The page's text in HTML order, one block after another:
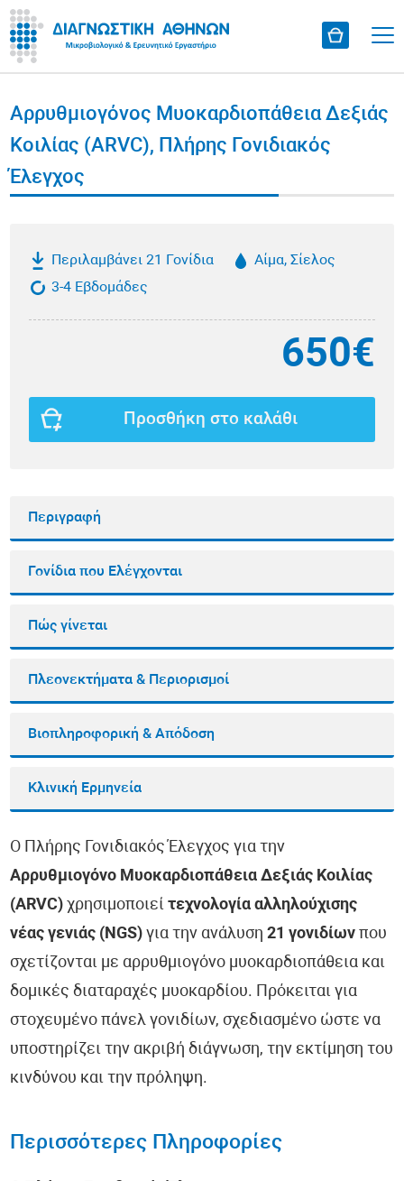
Αρρυθμιογόνος Μυοκαρδιοπάθεια Δεξιάς
Κοιλίας (ARVC), Πλήρης Γονιδιακός
Έλεγχος
Περιλαμβάνει 21 Γονίδια
Αίμα, Σίελος
3-4 Εβδομάδες
650€
Προσθήκη στο καλάθι
Περιγραφή
Γονίδια που Ελέγχονται
Πώς γίνεται
Πλεονεκτήματα & Περιορισμοί
Βιοπληροφορική & Απόδοση
Κλινική Ερμηνεία
Ο Πλήρης Γονιδιακός Έλεγχος για την
Αρρυθμιογόνο Μυοκαρδιοπάθεια Δεξιάς Κοιλίας
(ARVC) χρησιμοποιείτεχνολογία αλληλούχισης
νέας γενιάς (NGS) για την ανάλυση21 γονιδίων που
σχετίζονται με αρρυθμιογόνο μυοκαρδιοπάθεια και
δομικές διαταραχές μυοκαρδίου. Πρόκειται για
στοχευμένο πάνελ γονιδίων, σχεδιασμένο ώστε να
υποστηρίζει την ακριβή διάγνωση, την εκτίμηση του
κινδύνου και την πρόληψη.
Περισσότερες Πληροφορίες